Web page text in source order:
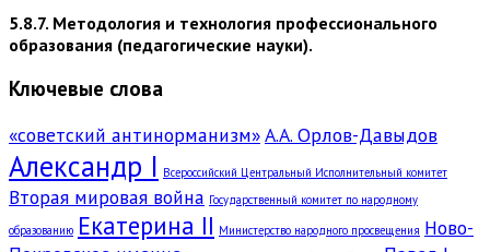
5.8.7. Методология и технология профессионального
образования (педагогические науки).
Ключевые слова
«советский антинорманизм»А.А. Орлов-Давыдов
Александр I Всероссийский Центральный Исполнительный комитет
Вторая мировая война Государственный комитет по народному
образованию Екатерина II Министерство народного просвещения Ново-